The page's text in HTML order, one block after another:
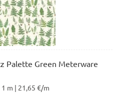
Palette Green Meterware
1 m | 21,65 €/m